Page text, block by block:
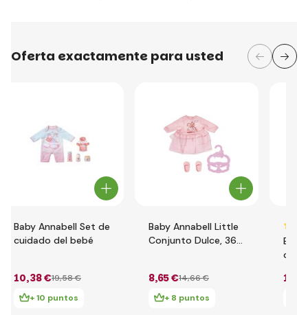
Oferta exactamente para usted
Baby Annabell Set de
cuidado del bebé
10,38 €19,58 €
+ 10 puntos
Baby Annabell Little
Conjunto Dulce, 36
8,65 €14,66 €
+ 8 puntos
con
cm
16